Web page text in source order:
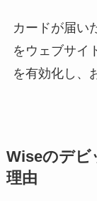
カードが届い
をウェブサイ
を有効化し、
Wiseのデビ
理由